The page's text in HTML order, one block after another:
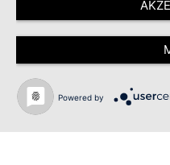
Powered by